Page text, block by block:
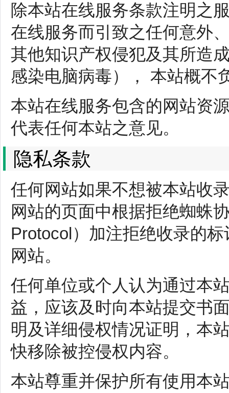
除本站在线服务条款注明之
在线服务而引致之任何意外
其他知识产权侵犯及其所造
感染电脑病毒）， 本站概不
本站在线服务包含的网站资
代表任何本站之意见。
隐私条款
任何网站如果不想被本站收
网站的页面中根据拒绝蜘蛛
Protocol）加注拒绝收录的
网站。
任何单位或个人认为通过本
益，应该及时向本站提交书
明及详细侵权情况证明，本
快移除被控侵权内容。
本站尊重并保护所有使用本